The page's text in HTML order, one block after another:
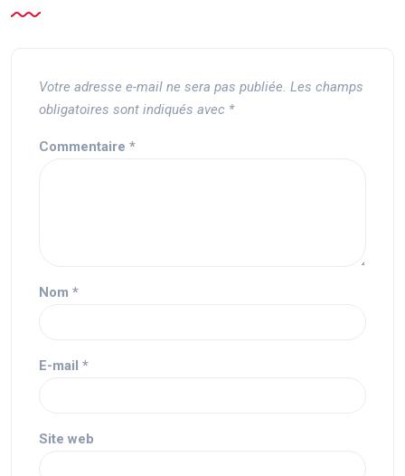
Votre adresse e-mail ne sera pas publiée. Les champs
obligatoires sont indiqués avec *
Commentaire *
Nom *
E-mail *
Site web